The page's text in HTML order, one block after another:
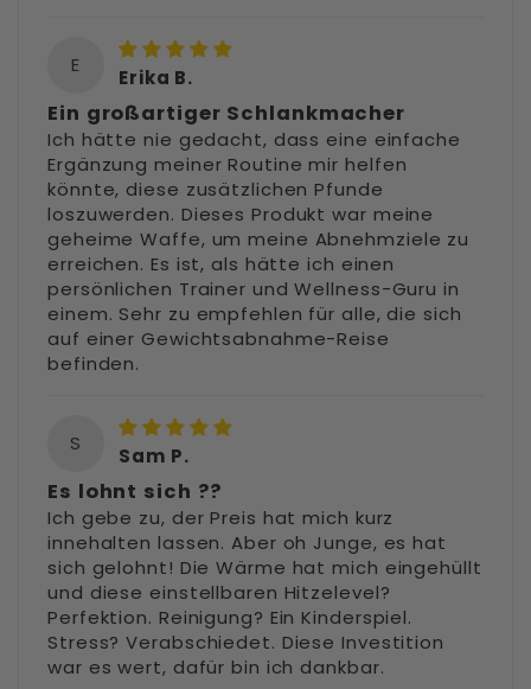
E
Erika B.
Ein großartiger Schlankmacher
Ich hätte nie gedacht, dass eine einfache
Ergänzung meiner Routine mir helfen
könnte, diese zusätzlichen Pfunde
loszuwerden. Dieses Produkt war meine
geheime Waffe, um meine Abnehmziele zu
erreichen. Es ist, als hätte ich einen
persönlichen Trainer und Wellness-Guru in
einem. Sehr zu empfehlen für alle, die sich
auf einer Gewichtsabnahme-Reise
befinden.
S
Sam P.
Es lohnt sich ??
Ich gebe zu, der Preis hat mich kurz
innehalten lassen. Aber oh Junge, es hat
sich gelohnt! Die Wärme hat mich eingehüllt
und diese einstellbaren Hitzelevel?
Perfektion. Reinigung? Ein Kinderspiel.
Stress? Verabschiedet. Diese Investition
war es wert, dafür bin ich dankbar.